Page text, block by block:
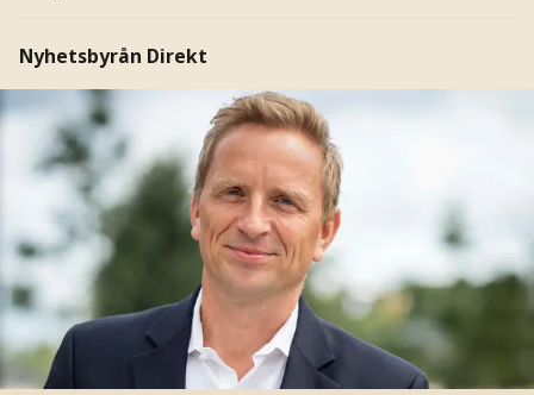
Nyhetsbyrån Direkt